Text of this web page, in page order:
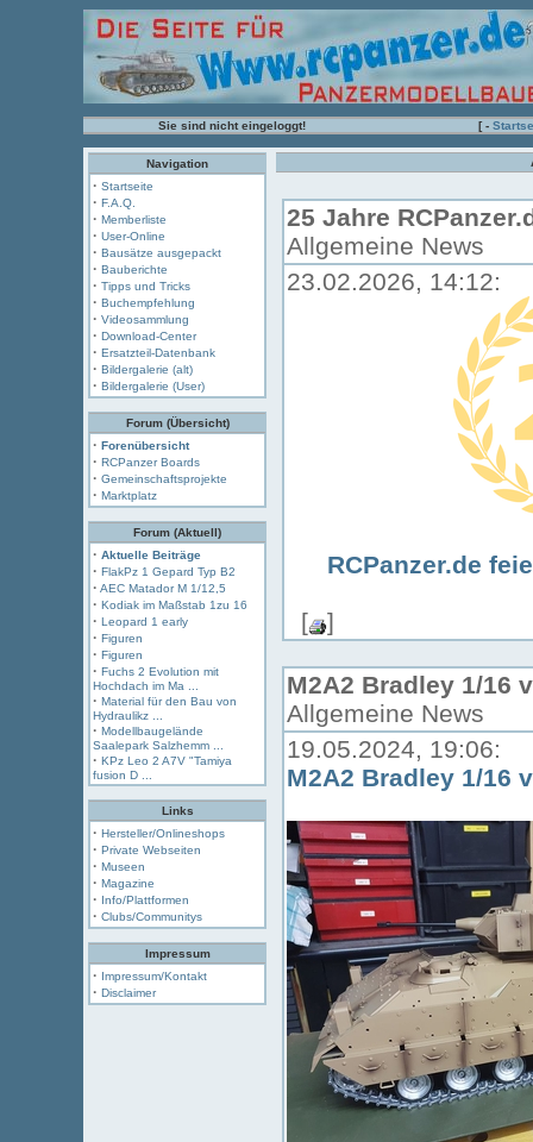
Sie sind nicht eingeloggt! [ -
Navigation
· Startseite
· F.A.Q.
· Memberliste
· User-Online
· Bausätze ausgepackt
· Bauberichte
· Tipps und Tricks
· Buchempfehlung
· Videosammlung
· Download-Center
· Ersatzteil-Datenbank
· Bildergalerie (alt)
· Bildergalerie (User)
Forum (Übersicht)
· Forenübersicht
· RCPanzer Boards
· Gemeinschaftsprojekte
· Marktplatz
Forum (Aktuell)
· Aktuelle Beiträge
· FlakPz 1 Gepard Typ B2
· AEC Matador M 1/12,5
· Kodiak im Maßstab 1zu 16
· Leopard 1 early
· Figuren
· Figuren
· Fuchs 2 Evolution mit
Hochdach im Ma ...
· Material für den Bau von
Hydraulikz ...
· Modellbaugelände
Saalepark Salzhemm ...
· KPz Leo 2 A7V "Tamiya
fusion D ...
Links
· Hersteller/Onlineshops
· Private Webseiten
· Museen
· Magazine
· Info/Plattformen
· Clubs/Communitys
Impressum
· Impressum/Kontakt
· Disclaimer
25 Jahre
Allgemeine News
23.02.2026, 14:12:
RCPanzer.de
[ ]
M2A2 Bradley 1/16
Allgemeine News
19.05.2024, 19:06:
M2A2 Bradley 1/16